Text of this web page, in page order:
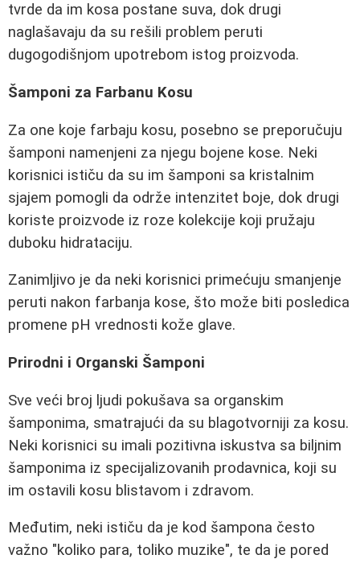
tvrde da im kosa postane suva, dok drugi
naglašavaju da su rešili problem peruti
dugogodišnjom upotrebom istog proizvoda.
Šamponi za Farbanu Kosu
Za one koje farbaju kosu, posebno se preporučuju
šamponi namenjeni za njegu bojene kose. Neki
korisnici ističu da su im šamponi sa kristalnim
sjajem pomogli da održe intenzitet boje, dok drugi
koriste proizvode iz rozе kolekcije koji pružaju
duboku hidrataciju.
Zanimljivo je da neki korisnici primećuju smanjenje
peruti nakon farbanja kose, što može biti posledica
promene pH vrednosti kože glave.
Prirodni i Organski Šamponi
Sve veći broj ljudi pokušava sa organskim
šamponima, smatrajući da su blagotvorniji za kosu.
Neki korisnici su imali pozitivna iskustva sa biljnim
šamponima iz specijalizovanih prodavnica, koji su
im ostavili kosu blistavom i zdravom.
Međutim, neki ističu da je kod šampona često
važno "koliko para, toliko muzike", te da je pored